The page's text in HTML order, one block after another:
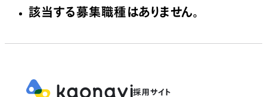
該当する募集職種はありません。